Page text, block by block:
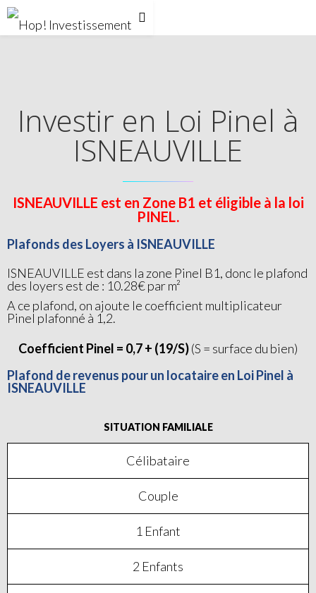
Investir en Loi Pinel à
ISNEAUVILLE
ISNEAUVILLE est en Zone B1 et éligible à la loi
PINEL.
Plafonds des Loyers à ISNEAUVILLE
ISNEAUVILLE est dans la zone Pinel B1, donc le plafond
des loyers est de : 10.28€ par m²
A ce plafond, on ajoute le coefficient multiplicateur
Pinel plafonné à 1,2.
Coefficient Pinel = 0,7 + (19/S)(S = surface du bien)
Plafond de revenus pour un locataire en Loi Pinel à
ISNEAUVILLE
SITUATION FAMILIALE
Célibataire
Couple
1 Enfant
2 Enfants